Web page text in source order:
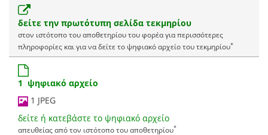
δείτε την πρωτότυπη σελίδα τεκμηρίου
στον ιστότοπο του αποθετηρίου του φορέα για περισσότερες
πληροφορίες και για να δείτε το ψηφιακό αρχείο του τεκμηρίου*
1 ψηφιακό αρχείο
1 JPEG
δείτε ή κατεβάστε το ψηφιακό αρχείο
απευθείας από τον ιστότοπο του αποθετηρίου*